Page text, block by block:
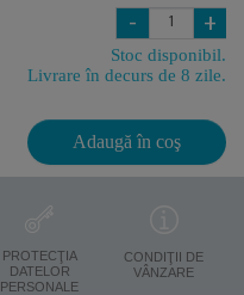
- +
Stoc disponibil.
Livrare în decurs de 8 zile.
Adaugă în coş
PROTECŢIA
DATELOR
PERSONALE
CONDIŢII DE
VÂNZARE